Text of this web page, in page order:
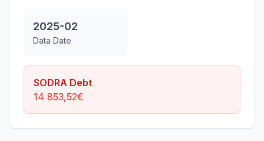
2025-02
Data Date
SODRA Debt
14 853,52€